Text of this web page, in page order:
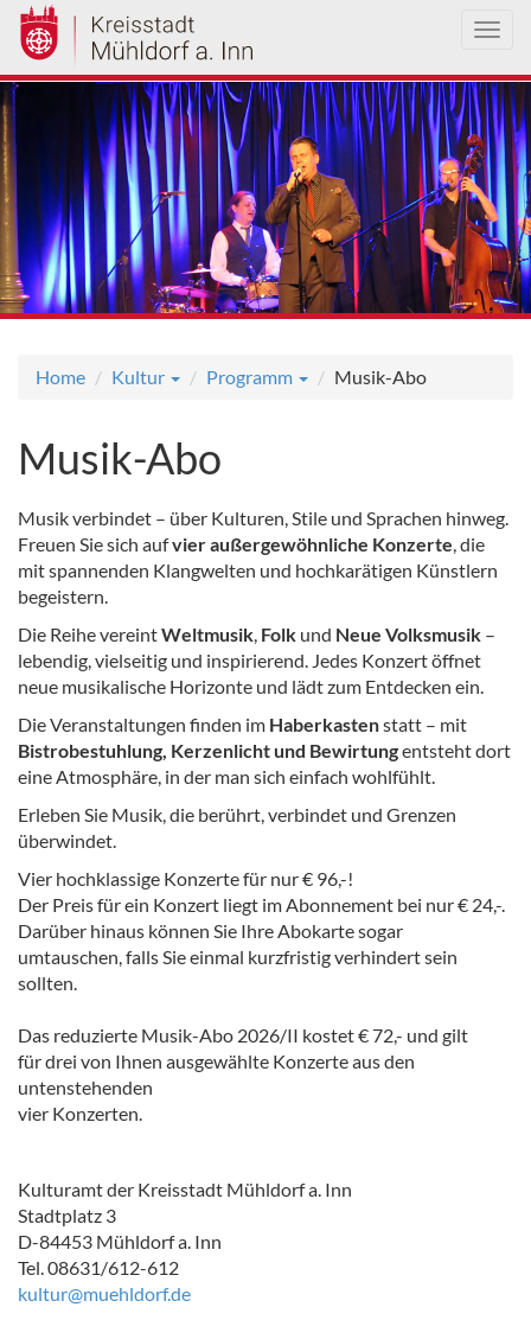
Direkt
zum
Inhalt
Home Kultur Programm Musik-Abo
Musik-Abo
Musik verbindet – über Kulturen, Stile und Sprachen hinweg.
Freuen Sie sich aufvier außergewöhnliche Konzerte, die
mit spannenden Klangwelten und hochkarätigen Künstlern
begeistern.
Die Reihe vereintWeltmusik, Folk und Neue Volksmusik –
lebendig, vielseitig und inspirierend. Jedes Konzert öffnet
neue musikalische Horizonte und lädt zum Entdecken ein.
Die Veranstaltungen finden im Haberkastenstatt – mit
Bistrobestuhlung, Kerzenlicht und Bewirtungentsteht dort
eine Atmosphäre, in der man sich einfach wohlfühlt.
Erleben Sie Musik, die berührt, verbindet und Grenzen
überwindet.
Vier hochklassige Konzerte für nur € 96,-!
Der Preis für ein Konzert liegt im Abonnement bei nur € 24,-.
Darüber hinaus können Sie Ihre Abokarte sogar
umtauschen, falls Sie einmal kurzfristig verhindert sein
sollten.
Das reduzierte Musik-Abo 2026/II kostet € 72,- und gilt
für drei von Ihnen ausgewählte Konzerte aus den
untenstehenden
vier Konzerten.
Kulturamt der Kreisstadt Mühldorf a. Inn
Stadtplatz 3
D-84453 Mühldorf a. Inn
Tel. 08631/612-612
kultur@muehldorf.de